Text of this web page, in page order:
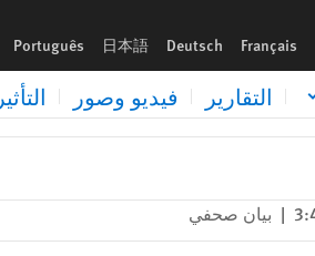
Français
Deutsch
日本語
Português
التقارير فيديو وصور التأثير
| بيان صحفي